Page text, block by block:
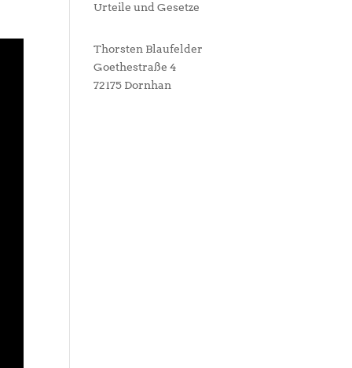
Urteile und Gesetze
Thorsten Blaufelder
Goethestraße 4
72175 Dornhan